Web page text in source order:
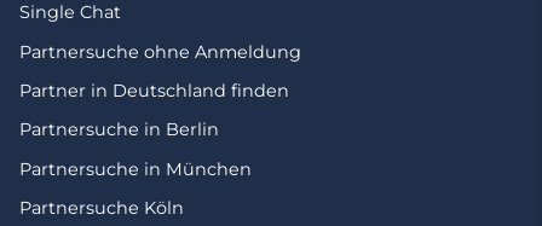
Single Chat
Partnersuche ohne Anmeldung
Partner in Deutschland finden
Partnersuche in Berlin
Partnersuche in München
Partnersuche Köln